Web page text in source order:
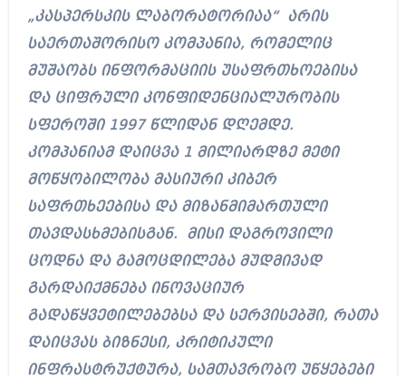
„კასპერსკის ლაბორატორიაა“ არის
საერთაშორისო კომპანია, რომელიც
მუშაობს ინფორმაციის უსაფრთხოებისა
და ციფრული კონფიდენციალურობის
სფეროში 1997 წლიდან დღემდე.
კომპანიამ დაიცვა 1 მილიარდზე მეტი
მოწყობილობა მასიური კიბერ
საფრთხეებისა და მიზანმიმართული
თავდასხმებისგან. მისი დაგროვილი
ცოდნა და გამოცდილება მუდმივად
გარდაიქმნება ინოვაციურ
გადაწყვეტილებებსა და სერვისებში, რათა
დაიცვას ბიზნესი, კრიტიკული
ინფრასტრუქტურა, სამთავრობო უწყებები